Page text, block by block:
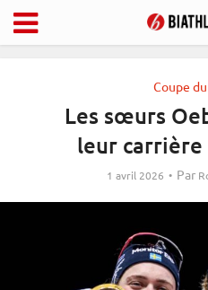
Coupe
Les sœurs
leur
1 avril 2026 Par